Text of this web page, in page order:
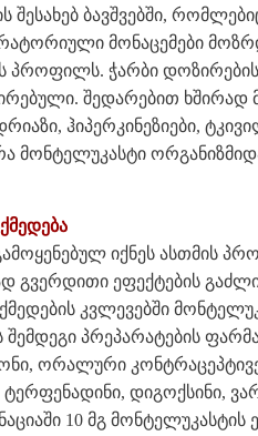
შესახებ ბავშვებში,
მონაცემები
პროფილს. ჭარბი
შედარებით
ჰიპერკინეზიები,
მონტელუკასტი
იქნეს ასთმის
გვერდითი ეფექტების
კვლევებში
პრეპარატების
ორალური
დიგოქსინი,
10 მგ